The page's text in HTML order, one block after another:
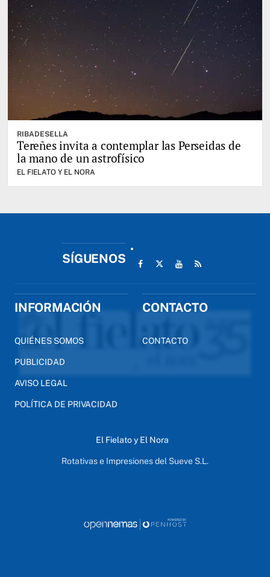
RIBADESELLA
Tereñes invita a contemplar las Perseidas de
la mano de un astrofísico
EL FIELATO Y EL NORA
SÍGUENOS
INFORMACIÓN
QUIÉNES SOMOS
PUBLICIDAD
AVISO LEGAL
POLÍTICA DE PRIVACIDAD
CONTACTO
CONTACTO
El Fielato y El Nora
Rotativas e Impresiones del Sueve S.L.